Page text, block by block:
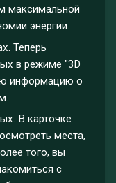
максимальной
энергии.
Теперь
в режиме "3D
информацию о
В карточке
места,
того, вы
с